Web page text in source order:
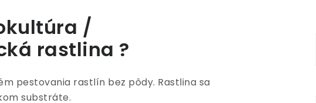
/
rastlina ?
pestovania rastlín bez pôdy. Rastlina sa
substráte.